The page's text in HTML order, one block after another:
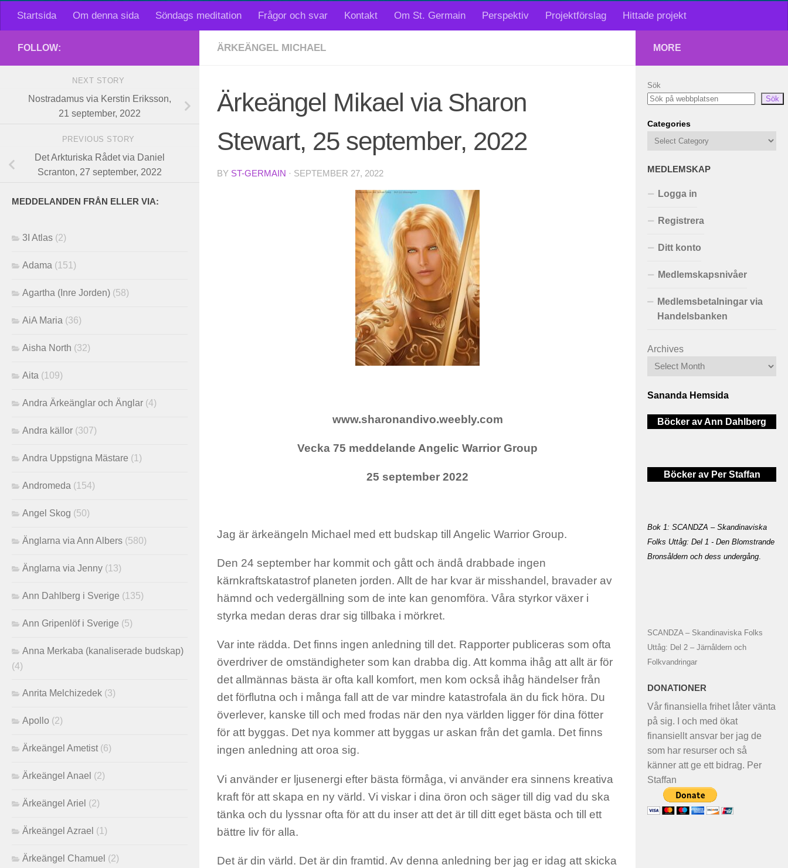
Startsida Om denna sida Söndags meditation Frågor och svar Kontakt Om St. Germain Perspektiv Projektförslag Hittade projekt
ÄRKEÄNGEL MICHAEL
Ärkeängel Mikael via Sharon
Stewart, 25 september, 2022
BY ST-GERMAIN · SEPTEMBER 27, 2022
www.sharonandivo.weebly.com
Vecka 75 meddelande Angelic Warrior Group
25 september 2022
Jag är ärkeängeln Michael med ett budskap till Angelic Warrior Group.
Den 24 september har kommit och gått och ändå drabbade ingen
kärnkraftskatastrof planeten jorden. Allt de har kvar är misshandel, bravader av
hämnd och vedergällning som de inte kan genomföra. Våra styrkor växer i
styrka medan deras drar sig tillbaka i mörkret.
Var inte rädda. Det finns ingen anledning till det. Rapporter publiceras som ofta
överdriver de omständigheter som kan drabba dig. Att komma ihåg att allt är för
det allmännas bästa är ofta kall komfort, men kom också ihåg händelser från
det förflutna och i många fall att de var mindre katastrofala än du fick höra. Du
överlever, kanske till och med frodas när den nya världen ligger för dina fötter
för att byggas. Det nya kommer att byggas ur askan från det gamla. Det finns
ingen anledning att oroa sig.
Vi använder er ljusenergi efter bästa förmåga, vi använder era sinnens kreativa
kraft för att skapa en ny värld. Vi viskar i dina öron och säger till dig vad du ska
tänka och du lyssnar ofta för att du inser att det är till ditt eget bästa och till ett
bättre liv för alla.
Det är din värld. Det är din framtid. Av denna anledning ber jag er idag att skicka
FOLLOW:
NEXT STORY
Nostradamus via Kerstin Eriksson,
21 september, 2022
PREVIOUS STORY
Det Arkturiska Rådet via Daniel
Scranton, 27 september, 2022
MEDDELANDEN FRÅN ELLER VIA:
3I Atlas (2)
Adama (151)
Agartha (Inre Jorden) (58)
AiA Maria (36)
Aisha North (32)
Aita (109)
Andra Ärkeänglar och Änglar (4)
Andra källor (307)
Andra Uppstigna Mästare (1)
Andromeda (154)
Angel Skog (50)
Änglarna via Ann Albers (580)
Änglarna via Jenny (13)
Ann Dahlberg i Sverige (135)
Ann Gripenlöf i Sverige (5)
Anna Merkaba (kanaliserade budskap)
(4)
Anrita Melchizedek (3)
Apollo (2)
Ärkeängel Ametist (6)
Ärkeängel Anael (2)
Ärkeängel Ariel (2)
Ärkeängel Azrael (1)
Ärkeängel Chamuel (2)
MORE
Sök
Sök
Categories
MEDLEMSKAP
Logga in
Registrera
Ditt konto
Medlemskapsnivåer
Medlemsbetalningar via
Handelsbanken
Archives
Sananda Hemsida
Böcker av Ann Dahlberg
Böcker av Per Staffan
Bok 1: SCANDZA – Skandinaviska
Folks Uttåg: Del 1 - Den Blomstrande
Bronsåldern och dess undergång.
SCANDZA – Skandinaviska Folks
Uttåg: Del 2 – Järnåldern och
Folkvandringar
DONATIONER
Vår finansiella frihet låter vänta
på sig. I och med ökat
finansiellt ansvar ber jag de
som har resurser och så
känner att ge ett bidrag. Per
Staffan